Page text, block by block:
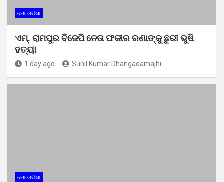
ମୋ ଓଡ଼ିଶା
ଏମ୍. ରାମପୁର ବିଜେପି ନେତା ଫକୀର ରଣାଙ୍କୁ ଛୁରୀ ଭୁଷି
ହତ୍ୟା
1 day ago Sunil Kumar Dhangadamajhi
ମୋ ଓଡ଼ିଶା